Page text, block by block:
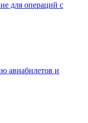
для операций с
авиабилетов и